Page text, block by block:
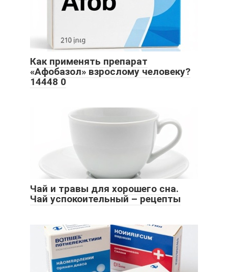
Как применять препарат
«Афобазол» взрослому человеку?
14448 0
Чай и травы для хорошего сна.
Чай успокоительный – рецепты